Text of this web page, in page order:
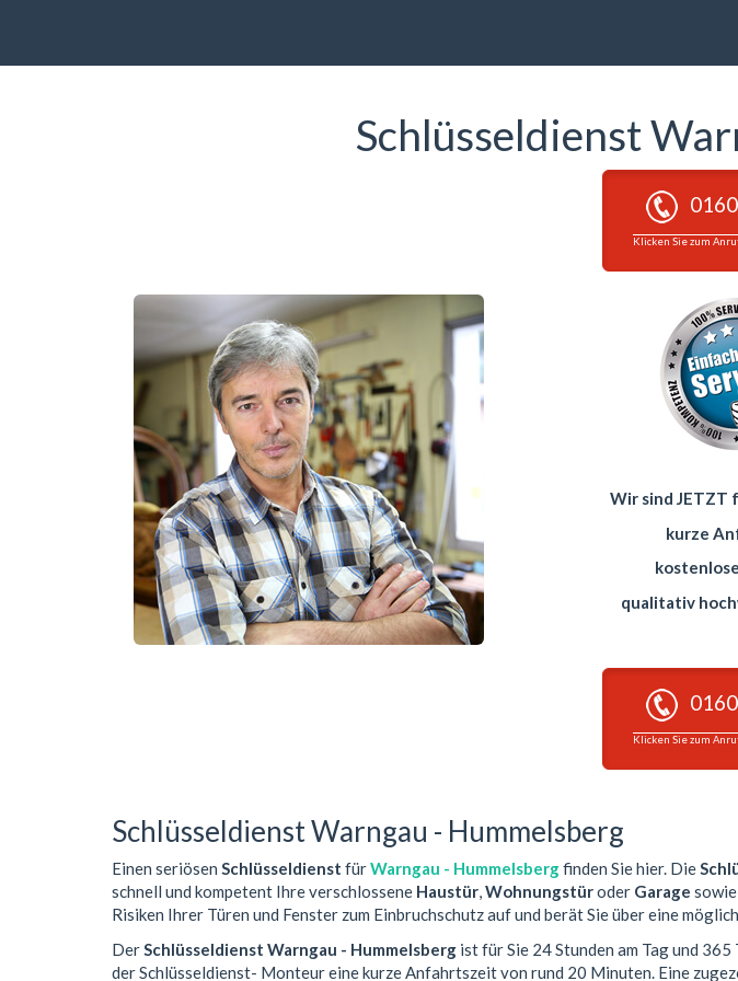
Schlüsseldienst
Klicken Sie zum
Wir sind JETZT
kurze
qualitativ
Klicken Sie zum
Schlüsseldienst Warngau - Hummelsberg
Einen seriösen Schlüsseldienst fürWarngau - Hummelsbergfinden Sie hier. Die
schnell und kompetent Ihre verschlossene Haustür,Wohnungstüroder Garage
Risiken Ihrer Türen und Fenster zum Einbruchschutz auf und berät Sie über eine
DerSchlüsseldienst Warngau - Hummelsberg ist für Sie 24 Stunden am Tag und
der Schlüsseldienst- Monteur eine kurze Anfahrtszeit von rund 20 Minuten. Eine